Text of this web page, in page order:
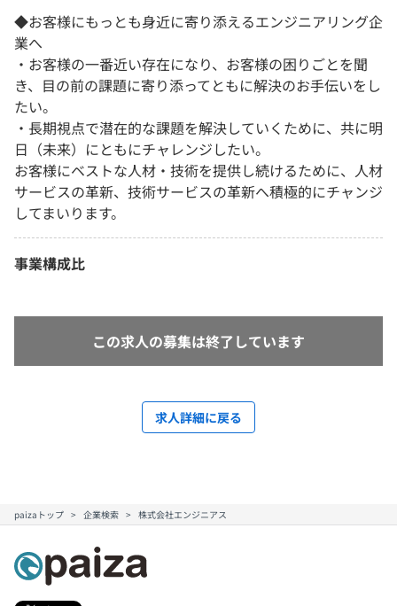
◆お客様にもっとも身近に寄り添えるエンジニアリング企
業へ
・お客様の一番近い存在になり、お客様の困りごとを聞
き、目の前の課題に寄り添ってともに解決のお手伝いをし
たい。
・長期視点で潜在的な課題を解決していくために、共に明
日（未来）にともにチャレンジしたい。
お客様にベストな人材・技術を提供し続けるために、人材
サービスの革新、技術サービスの革新へ積極的にチャンジ
してまいります。
事業構成比
この求人の募集は終了しています
求人詳細に戻る
paizaトップ 企業検索 株式会社エンジニアス